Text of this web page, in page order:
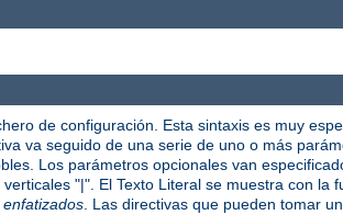
de configuración. Esta sintaxis es muy
va seguido de una serie de uno o más
Los parámetros opcionales van
"|". El Texto Literal se muestra con la
enfatizados . Las directivas que pueden tomar